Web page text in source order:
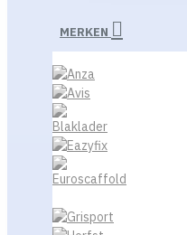
MERKEN